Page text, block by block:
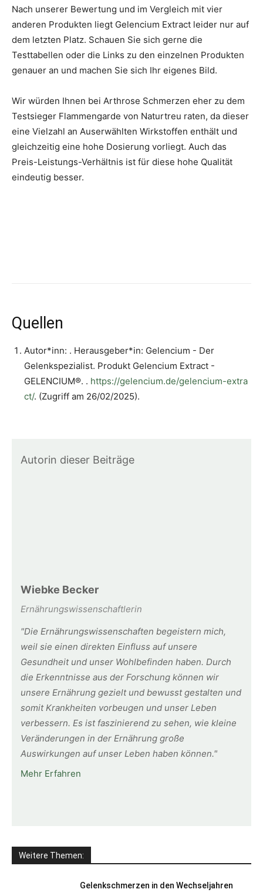
Nach unserer Bewertung und im Vergleich mit vier
anderen Produkten liegt Gelencium Extract leider nur auf
dem letzten Platz. Schauen Sie sich gerne die
Testtabellen oder die Links zu den einzelnen Produkten
genauer an und machen Sie sich Ihr eigenes Bild.
Wir würden Ihnen bei Arthrose Schmerzen eher zu dem
Testsieger Flammengarde von Naturtreu raten, da dieser
eine Vielzahl an Auserwählten Wirkstoffen enthält und
gleichzeitig eine hohe Dosierung vorliegt. Auch das
Preis-Leistungs-Verhältnis ist für diese hohe Qualität
eindeutig besser.
Quellen
Autor*inn: . Herausgeber*in: Gelencium - Der
Gelenkspezialist. Produkt Gelencium Extract -
GELENCIUM®. . https://gelencium.de/gelencium-extra
ct/. (Zugriff am 26/02/2025).
Autorin dieser Beiträge
Wiebke Becker
Ernährungswissenschaftlerin
"Die Ernährungswissenschaften begeistern mich,
weil sie einen direkten Einfluss auf unsere
Gesundheit und unser Wohlbefinden haben. Durch
die Erkenntnisse aus der Forschung können wir
unsere Ernährung gezielt und bewusst gestalten und
somit Krankheiten vorbeugen und unser Leben
verbessern. Es ist faszinierend zu sehen, wie kleine
Veränderungen in der Ernährung große
Auswirkungen auf unser Leben haben können."
Mehr Erfahren
Weitere Themen:
Gelenkschmerzen in den Wechseljahren